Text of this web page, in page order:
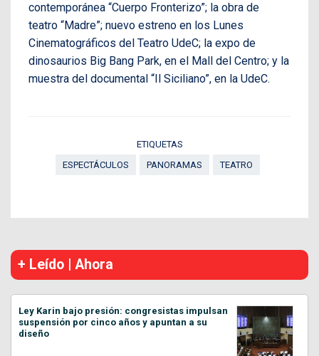
contemporánea “Cuerpo Fronterizo”; la obra de
teatro “Madre”; nuevo estreno en los Lunes
Cinematográficos del Teatro UdeC; la expo de
dinosaurios Big Bang Park, en el Mall del Centro; y la
muestra del documental “Il Siciliano”, en la UdeC.
ETIQUETAS
ESPECTÁCULOS
PANORAMAS TEATRO
+ Leído | Ahora
Ley Karin bajo presión: congresistas impulsan
suspensión por cinco años y apuntan a su
diseño